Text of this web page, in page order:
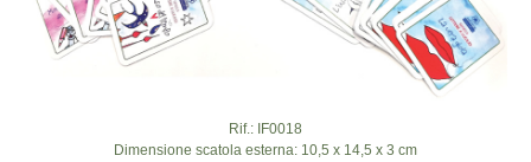
Rif.: IF0018
Dimensione scatola esterna: 10,5 x 14,5 x 3 cm